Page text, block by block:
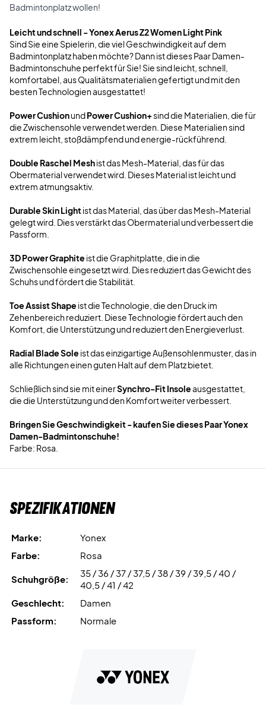
Badmintonplatz wollen!
Leicht und schnell - Yonex Aerus Z2 Women Light Pink
Sind Sie eine Spielerin, die viel Geschwindigkeit auf dem
Badmintonplatz haben möchte? Dann ist dieses Paar Damen-
Badmintonschuhe perfekt für Sie! Sie sind leicht, schnell,
komfortabel, aus Qualitätsmaterialien gefertigt und mit den
besten Technologien ausgestattet!
Power CushionundPower Cushion+sind die Materialien, die für
die Zwischensohle verwendet werden. Diese Materialien sind
extrem leicht, stoßdämpfend und energie-rückführend.
Double Raschel Meshist das Mesh-Material, das für das
Obermaterial verwendet wird. Dieses Material ist leicht und
extrem atmungsaktiv.
Durable Skin Lightist das Material, das über das Mesh-Material
gelegt wird. Dies verstärkt das Obermaterial und verbessert die
Passform.
3D Power Graphite ist die Graphitplatte, die in die
Zwischensohle eingesetzt wird. Dies reduziert das Gewicht des
Schuhs und fördert die Stabilität.
Toe Assist Shape ist die Technologie, die den Druck im
Zehenbereich reduziert. Diese Technologie fördert auch den
Komfort, die Unterstützung und reduziert den Energieverlust.
Radial Blade Sole ist das einzigartige Außensohlenmuster, das in
alle Richtungen einen guten Halt auf dem Platz bietet.
Schließlich sind sie mit einerSynchro-Fit Insoleausgestattet,
die die Unterstützung und den Komfort weiter verbessert.
Bringen Sie Geschwindigkeit - kaufen Sie dieses Paar Yonex
Damen-Badmintonschuhe!
Farbe: Rosa.
Spezifikationen
Marke:
Yonex
Farbe:
Rosa
Schuhgröße:
35 / 36 / 37 / 37,5 / 38 / 39 / 39,5 / 40 /
40,5 / 41 / 42
Geschlecht:
Damen
Passform:
Normale